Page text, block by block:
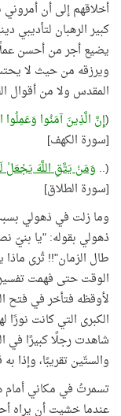
أخلاقهم إلى أن أمروني
كبير الرهبان لتأديبي
يضيع أجر من أحسن
ويرزقه من حيث لا
المقدس ولا من أقوال
(إِنَّ الَّذِينَ آمَنُوا وَعَمِلُوا
[سورة الكهف]
(.. وَمَنْ يَتَّقِ اللَّهَ يَجْعَلْ
[سورة الطلاق]
وما زلت في ذهولي
ذهولي بقوله: "يا بنيّ
طال الزمان"!! تُرى ماذا
الوقت حتى فهمت
لأوقظه فتأخر في فتح
الكبرى التي كانت نورًا
شاهدت رجلًا كبيرًا في
والستّين تقريبًا، وإذا
تسمرتُ في مكاني أمام
عندما خشيت أن يراه